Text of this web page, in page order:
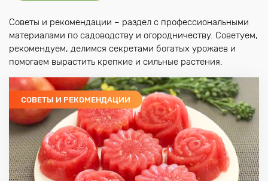
Советы и рекомендации – раздел с профессиональными
материалами по садоводству и огородничеству. Советуем,
рекомендуем, делимся секретами богатых урожаев и
помогаем вырастить крепкие и сильные растения.
СОВЕТЫ И РЕКОМЕНДАЦИИ